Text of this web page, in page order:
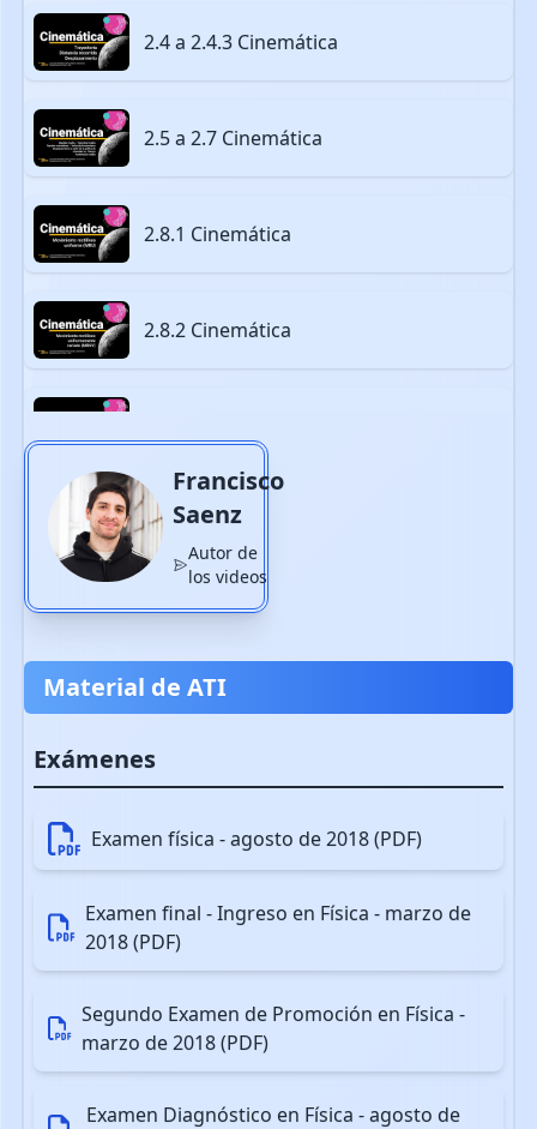
2.4 a 2.4.3 Cinemática
2.5 a 2.7 Cinemática
2.8.1 Cinemática
2.8.2 Cinemática
2.9 a 2.9.2 Cinemática
2.10 Cinemática
3 a 3.3 Dinámica
3.4.6 Dinámica
3.4.6.9 bis: Problemas de Dinámica
Francisco
Saenz
Autor de
los videos
Material de ATI
Exámenes
Examen física - agosto de 2018 (PDF)
Examen final - Ingreso en Física - marzo de
2018 (PDF)
Segundo Examen de Promoción en Física -
marzo de 2018 (PDF)
Examen Diagnóstico en Física - agosto de